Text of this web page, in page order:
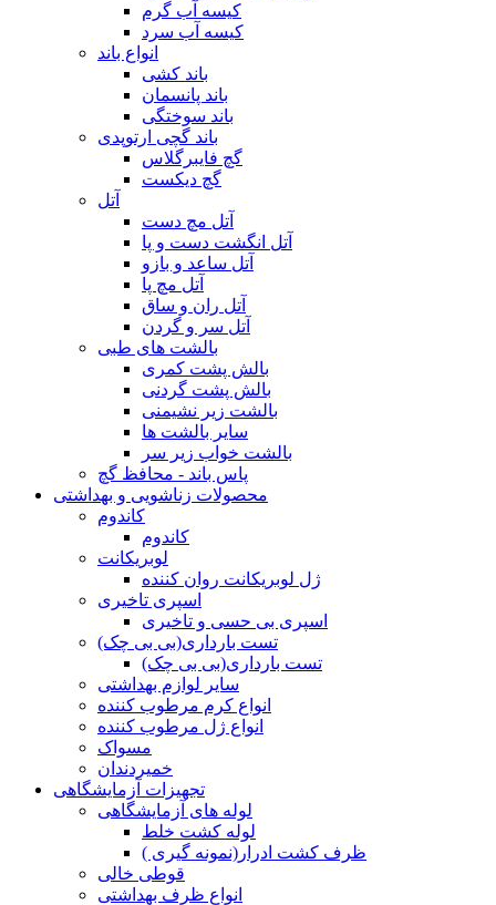
کیسه آب گرم
کیسه آب سرد
انواع باند
باند کشی
باند پانسمان
باند سوختگی
باند گچی ارتوپدی
گچ فایبرگلاس
گچ دیکست
آتل
آتل مچ دست
آتل انگشت دست و پا
آتل ساعد و بازو
آتل مچ پا
آتل ران و ساق
آتل سر و گردن
بالشت های طبی
بالش پشت کمری
بالش پشت گردنی
بالشت زیر نشیمنی
سایر بالشت ها
بالشت خواب زیر سر
پاس باند - محافظ گچ
محصولات زناشویی و بهداشتی
کاندوم
کاندوم
لوبریکانت
ژل لوبریکانت روان کننده
اسپری تاخیری
اسپری بی حسی و تاخیری
تست بارداری(بی بی چک)
تست بارداری(بی بی چک)
سایر لوازم بهداشتی
انواع کرم مرطوب کننده
انواع ژل مرطوب کننده
مسواک
خمیردندان
تجهیزات آزمایشگاهی
لوله های آزمایشگاهی
لوله کشت خلط
ظرف کشت ادرار(نمونه گیری )
قوطی خالی
انواع ظرف بهداشتی